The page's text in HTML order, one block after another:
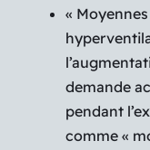
«
demande
pendant
comme «